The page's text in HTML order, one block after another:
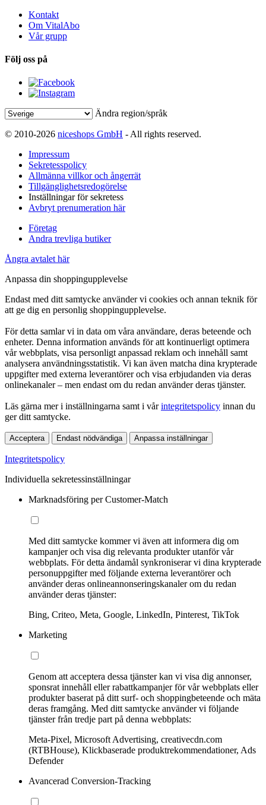
Kontakt
Om VitalAbo
Vår grupp
Följ oss på
Ändra region/språk
© 2010-2026 niceshops GmbH - All rights reserved.
Impressum
Sekretesspolicy
Allmänna villkor och ångerrät
Tillgänglighetsredogörelse
Inställningar för sekretess
Avbryt prenumeration här
Företag
Andra trevliga butiker
Ångra avtalet här
Anpassa din shoppingupplevelse
Endast med ditt samtycke använder vi cookies och annan teknik för
att ge dig en personlig shoppingupplevelse.
För detta samlar vi in data om våra användare, deras beteende och
enheter. Denna information används för att kontinuerligt optimera
vår webbplats, visa personligt anpassad reklam och innehåll samt
analysera användningsstatistik. Vi kan även matcha dina krypterade
uppgifter med externa leverantörer och visa erbjudanden via deras
onlinekanaler – men endast om du redan använder deras tjänster.
Läs gärna mer i inställningarna samt i vårintegritetspolicy innan du
ger ditt samtycke.
Acceptera Endast nödvändiga Anpassa inställningar
Integritetspolicy
Individuella sekretessinställningar
Marknadsföring per Customer-Match
Med ditt samtycke kommer vi även att informera dig om
kampanjer och visa dig relevanta produkter utanför vår
webbplats. För detta ändamål synkroniserar vi dina krypterade
personuppgifter med följande externa leverantörer och
använder deras onlineannonseringskanaler om du redan
använder deras tjänster:
Bing, Criteo, Meta, Google, LinkedIn, Pinterest, TikTok
Marketing
Genom att acceptera dessa tjänster kan vi visa dig annonser,
sponsrat innehåll eller rabattkampanjer för vår webbplats eller
produkter baserat på ditt surf- och shoppingbeteende och mäta
deras framgång. Med ditt samtycke använder vi följande
tjänster från tredje part på denna webbplats:
Meta-Pixel, Microsoft Advertising, creativecdn.com
(RTBHouse), Klickbaserade produktrekommendationer, Ads
Defender
Avancerad Conversion-Tracking